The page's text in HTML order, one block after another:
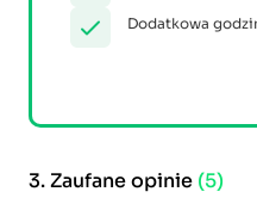
Dodatkowa
3.Zaufane opinie (5)